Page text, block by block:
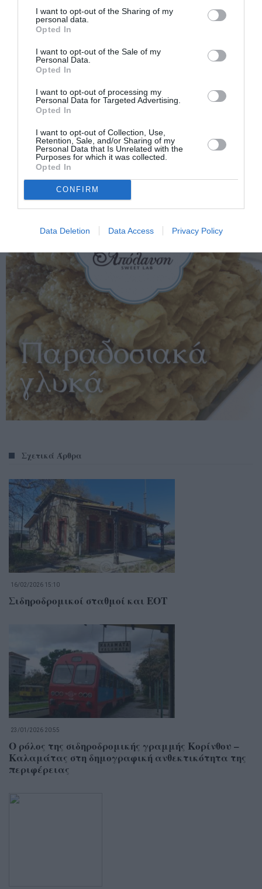
I want to opt-out of the Sharing of my
personal data.
Opted In
I want to opt-out of the Sale of my
Personal Data.
Opted In
I want to opt-out of processing my
Personal Data for Targeted Advertising.
Opted In
I want to opt-out of Collection, Use,
Retention, Sale, and/or Sharing of my
Personal Data that Is Unrelated with the
Purposes for which it was collected.
Opted In
CONFIRM
Data Deletion Data Access Privacy Policy
Σχετικά Άρθρα
16/02/2026 15:10
Σιδηροδρομικοί σταθμοί και ΕΟΤ
23/01/2026 20:55
Ο ρόλος της σιδηροδρομικής γραμμής Κορίνθου –
Καλαμάτας στη δημογραφική ανθεκτικότητα της
περιφέρειας